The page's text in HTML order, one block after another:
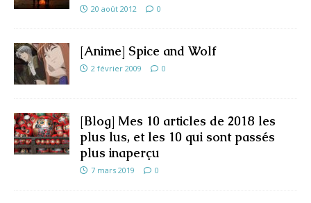
20 août 2012 0
[Anime] Spice and Wolf
2 février 2009 0
[Blog] Mes 10 articles de 2018 les
plus lus, et les 10 qui sont passés
plus inaperçu
7 mars 2019 0